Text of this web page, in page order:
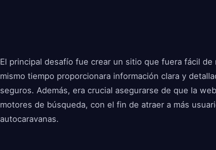
El principal desafío fue crear un sitio que fuera fácil de
mismo tiempo proporcionara información clara y
seguros. Además, era crucial asegurarse de que la
motores de búsqueda, con el fin de atraer a más
autocaravanas.